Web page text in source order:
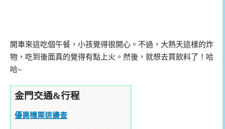
開車來這吃個午餐，小孩覺得很開心。不過，大熱天這樣的炸
物，吃到後面真的覺得有點上火。然後，就想去買飲料了！哈
哈~
金門交通&行程
優惠機票這邊查